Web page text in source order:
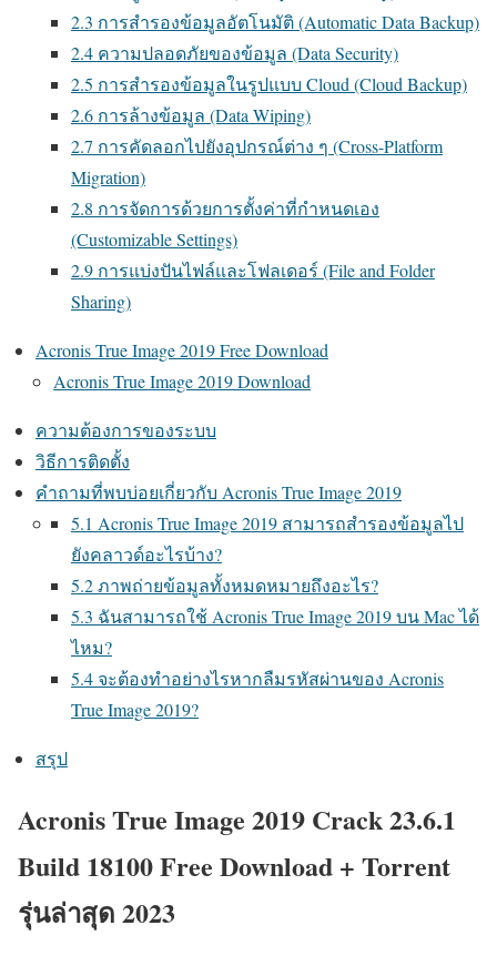
2.3 การสำรองข้อมูลอัตโนมัติ (Automatic Data Backup)
2.4 ความปลอดภัยของข้อมูล (Data Security)
2.5 การสำรองข้อมูลในรูปแบบ Cloud (Cloud Backup)
2.6 การล้างข้อมูล (Data Wiping)
2.7 การคัดลอกไปยังอุปกรณ์ต่าง ๆ (Cross-Platform
Migration)
2.8 การจัดการด้วยการตั้งค่าที่กำหนดเอง
(Customizable Settings)
2.9 การแบ่งปันไฟล์และโฟลเดอร์ (File and Folder
Sharing)
Acronis True Image 2019 Free Download
Acronis True Image 2019 Download
ความต้องการของระบบ
วิธีการติดตั้ง
คำถามที่พบบ่อยเกี่ยวกับ Acronis True Image 2019
5.1 Acronis True Image 2019 สามารถสำรองข้อมูลไป
ยังคลาวด์อะไรบ้าง?
5.2 ภาพถ่ายข้อมูลทั้งหมดหมายถึงอะไร?
5.3 ฉันสามารถใช้ Acronis True Image 2019 บน Mac ได้
ไหม?
5.4 จะต้องทำอย่างไรหากลืมรหัสผ่านของ Acronis
True Image 2019?
สรุป
Acronis True Image 2019 Crack 23.6.1
Build 18100 Free Download + Torrent
รุ่นล่าสุด 2023